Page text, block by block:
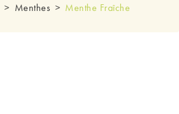
Menthes Menthe Fraîche